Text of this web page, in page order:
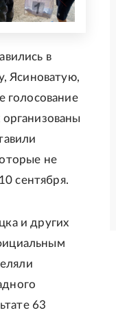
в
Ясиноватую,
голосование
не
сентября.
и других
63